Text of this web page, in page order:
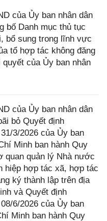
của Ủy ban nhân dân
bố Danh mục thủ tục
bổ sung trong lĩnh vực
tổ hợp tác không đăng
của Ủy ban nhân
của Ủy ban nhân dân
bỏ Quyết định
3/2026 của Ủy ban
Minh ban hành Quy
quan quản lý Nhà nước
hiệp hợp tác xã, hợp tác
ký thành lập trên địa
và Quyết định
6/2026 của Ủy ban
Minh ban hành Quy